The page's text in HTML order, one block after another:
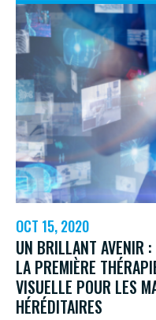
VOTRE
SANTÉ
MENTALE
PENDANT
COVID-
19
OCT 15, 2020
UN BRILLANT AVENIR
LA PREMIÈRE
VISUELLE POUR LES
HÉRÉDITAIRES